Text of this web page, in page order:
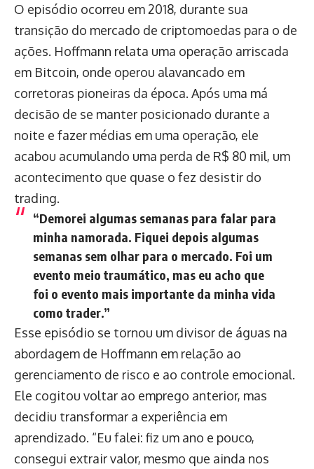
O episódio ocorreu em 2018, durante sua
transição do mercado de criptomoedas para o de
ações. Hoffmann relata uma operação arriscada
em Bitcoin, onde operou alavancado em
corretoras pioneiras da época. Após uma má
decisão de se manter posicionado durante a
noite e fazer médias em uma operação, ele
acabou acumulando uma perda de R$ 80 mil, um
acontecimento que quase o fez desistir do
trading.
“Demorei algumas semanas para falar para
minha namorada. Fiquei depois algumas
semanas sem olhar para o mercado. Foi um
evento meio traumático, mas eu acho que
foi o evento mais importante da minha vida
como trader.”
Esse episódio se tornou um divisor de águas na
abordagem de Hoffmann em relação ao
gerenciamento de risco e ao controle emocional.
Ele cogitou voltar ao emprego anterior, mas
decidiu transformar a experiência em
aprendizado. “Eu falei: fiz um ano e pouco,
consegui extrair valor, mesmo que ainda nos